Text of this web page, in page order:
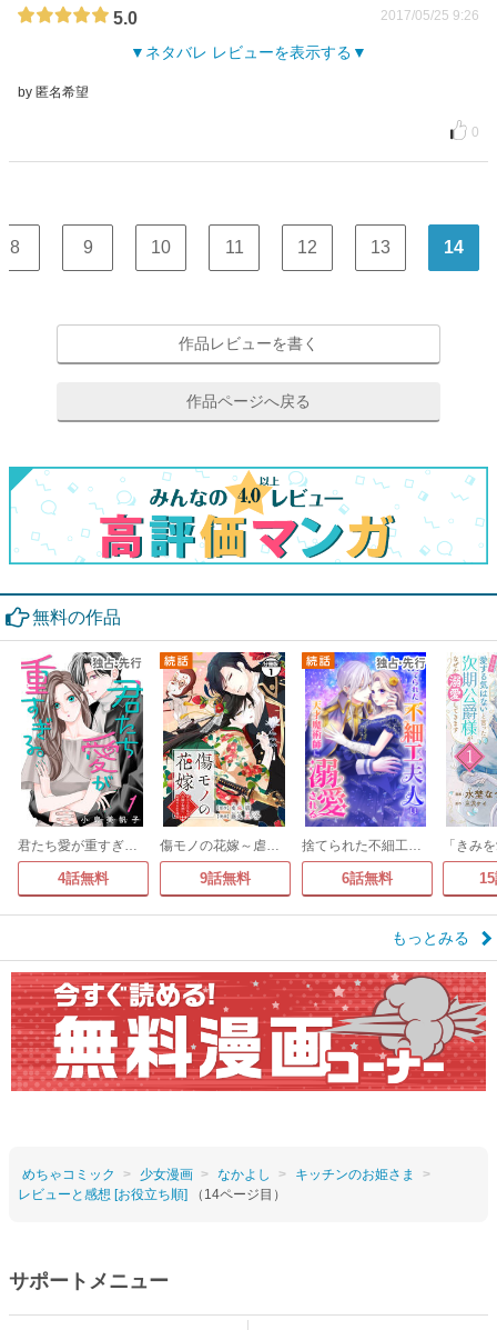
5.0 2017/05/25 9:26
ネタバレ レビューを表示する
by 匿名希望
0
8 9 10 11 12 13 14
作品レビューを書く
作品ページへ戻る
無料の作品
君たち愛が重すぎる。(話売り)
4話無料
傷モノの花嫁～虐げられた私が、皇國の鬼神に見初められた理由～ 分冊版
9話無料
捨てられた不細工夫人は天才魔術師に溺愛される
6話無料
もっとみる
めちゃコミック 少女漫画 なかよし
キッチンのお姫さま
レビューと感想 [お役立ち順] （14ページ目）
サポートメニュー